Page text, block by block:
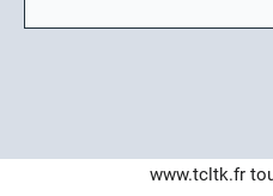
www.tcltk.fr